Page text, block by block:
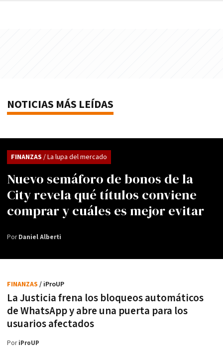
NOTICIAS MÁS LEÍDAS
Nuevo semáforo de bonos de la
City revela qué títulos conviene
comprar y cuáles es mejor evitar
FINANZAS / La lupa del mercado
PorDaniel Alberti
La Justicia frena los bloqueos automáticos
de WhatsApp y abre una puerta para los
usuarios afectados
FINANZAS / iProUP
PoriProUP